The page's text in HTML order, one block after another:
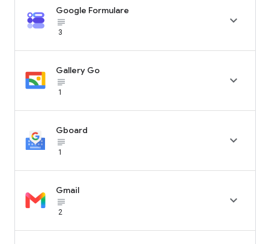
Google Formulare
subject_black
3

Gallery Go
subject_black
1

Gboard
subject_black
1

Gmail
subject_black
2
